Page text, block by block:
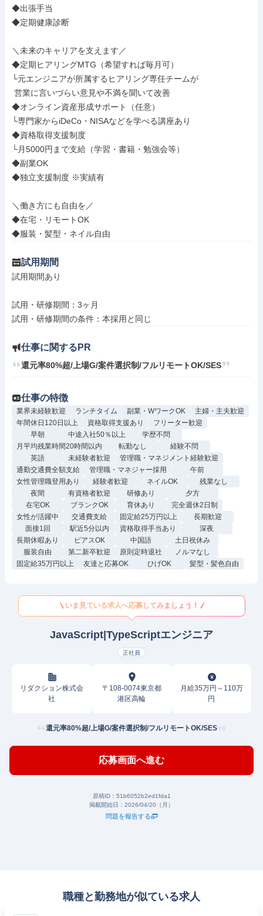
◆出張手当
◆定期健康診断
＼未来のキャリアを支えます／
◆定期ヒアリングMTG（希望すれば毎月可）
└元エンジニアが所属するヒアリング専任チームが
◆オンライン資産形成サポート（任意）
└専門家からiDeCo・NISAなどを学べる講座あり
◆資格取得支援制度
└月5000円まで支給（学習・書籍・勉強会等）
◆副業OK
◆独立支援制度 ※実績有
＼働き方にも自由を／
◆在宅・リモートOK
◆服装・髪型・ネイル自由
試用期間
試用期間あり
試用・研修期間：3ヶ月
仕事に関するPR
還元率80%超/上場G/案件選択制/フルリモートOK/SES
仕事の特徴
業界未経験歓迎 ランチタイム 副業・WワークOK
主婦・主夫歓迎
年間休日120日以上
資格取得支援あり
フリーター歓迎
早朝
中途入社50％以上
学歴不問
月平均残業時間20時間以内
転勤なし
経験不問
英語
未経験者歓迎
管理職・マネジメント経験歓迎
通勤交通費全額支給
管理職・マネジャー採用
午前
女性管理職登用あり
経験者歓迎 ネイルOK
残業なし
夜間
有資格者歓迎 研修あり
夕方
在宅OK
ブランクOK 育休あり
完全週休2日制
女性が活躍中
交通費支給 固定給25万円以上
長期歓迎
面接1回
駅近5分以内 資格取得手当あり
深夜
長期休暇あり
ピアスOK 中国語
土日祝休み
服装自由
第二新卒歓迎 原則定時退社
ノルマなし
固定給35万円以上
友達と応募OK ひげOK 髪型・髪色自由
いま見ている求人へ応募してみましょう！
JavaScript|TypeScriptエンジニア
正社員
リダクション株式会
社
〒108-0074東京都
港区高輪
月給35万円～110万
円
還元率80%超/上場G/案件選択制/フルリモートOK/SES
応募画面へ進む
原稿ID： 51b6052b2ed1fda1
掲載開始日： 2026/04/20（月）
問題を報告する
職種と勤務地が似ている求人